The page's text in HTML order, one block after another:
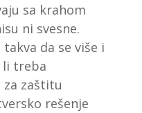
sa krahom
ni svesne.
da se više i
li treba
zaštitu
rešenje